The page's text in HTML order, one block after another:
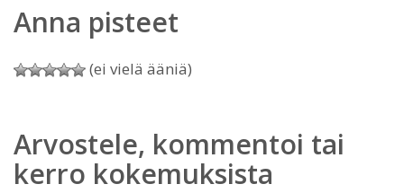
Anna pisteet
(ei vielä ääniä)
Arvostele, kommentoi tai
kerro kokemuksista